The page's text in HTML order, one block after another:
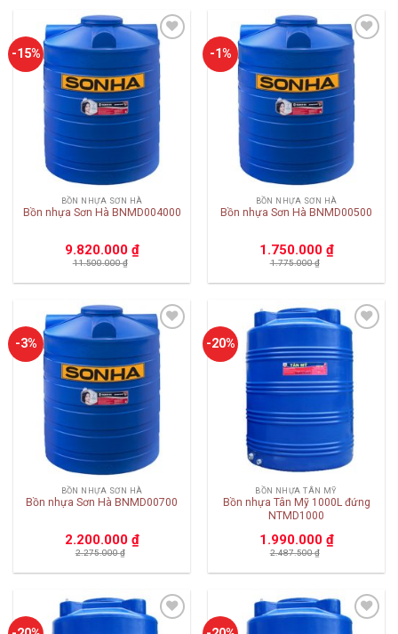
-15%
Add to
wishlist
BỒN NHỰA SƠN HÀ
Bồn nhựa Sơn Hà BNMD004000
9.820.000 ₫
11.500.000₫
-1%
Add to
wishlist
BỒN NHỰA SƠN HÀ
Bồn nhựa Sơn Hà BNMD00500
1.750.000 ₫
1.775.000₫
-3%
Add to
wishlist
BỒN NHỰA SƠN HÀ
Bồn nhựa Sơn Hà BNMD00700
2.200.000 ₫
2.275.000₫
-20%
Add to
wishlist
BỒN NHỰA TÂN MỸ
Bồn nhựa Tân Mỹ 1000L đứng
NTMD1000
1.990.000 ₫
2.487.500₫
Add to Add to